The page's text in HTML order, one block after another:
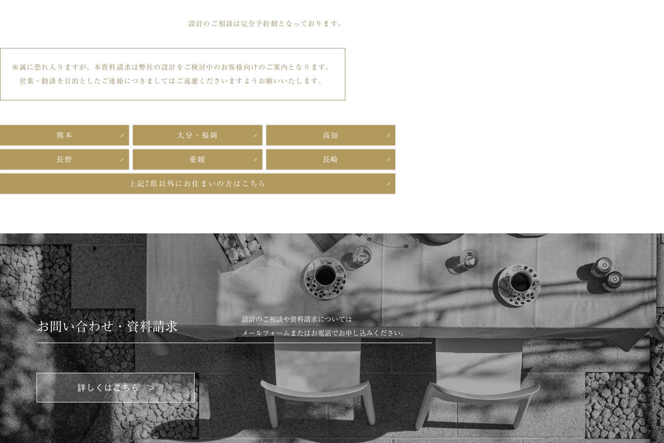
設計のご相談は完全予約制となっております。
誠に恐れ入りますが、本資料請求は弊社の設計をご検討中のお客様向けのご案内となります。
営業・勧誘を目的としたご連絡につきましてはご遠慮くださいますようお願いいたします。
熊本 大分・福岡 高知
長野 愛媛 長崎
上記7県以外に お住まいの方はこちら
お問い合わせ・資料請求
設計のご相談や資料請求については
メールフォームまたはお電話でお申し込みください。
詳しくはこちら >